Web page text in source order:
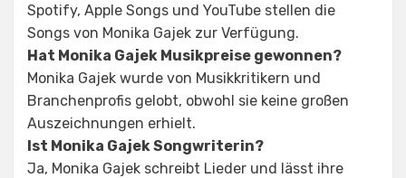
Spotify, Apple Songs und YouTube stellen die
Songs von Monika Gajek zur Verfügung.
Hat Monika Gajek Musikpreise gewonnen?
Monika Gajek wurde von Musikkritikern und
Branchenprofis gelobt, obwohl sie keine großen
Auszeichnungen erhielt.
Ist Monika Gajek Songwriterin?
Ja, Monika Gajek schreibt Lieder und lässt ihre